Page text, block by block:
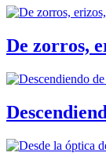
De zorros,